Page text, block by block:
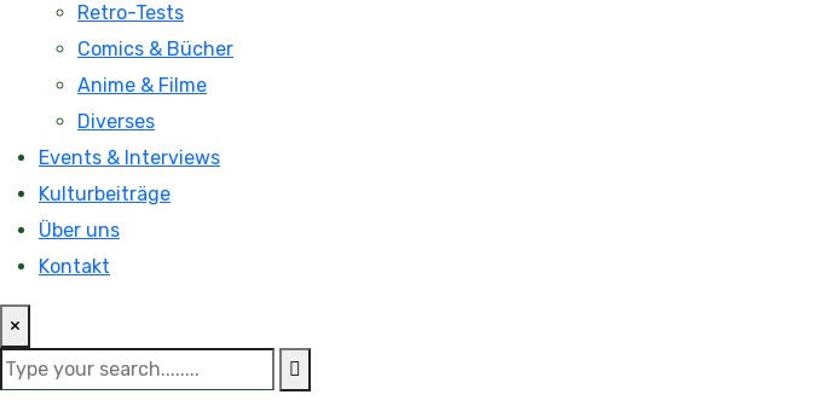
Retro-Tests
Comics & Bücher
Anime & Filme
Diverses
Events & Interviews
Kulturbeiträge
Über uns
Kontakt
×